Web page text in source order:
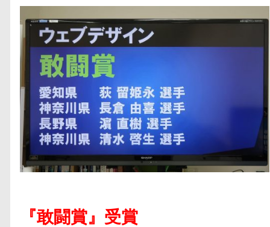
『敢闘賞』受賞